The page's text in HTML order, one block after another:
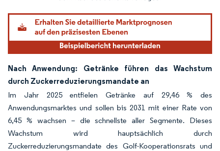
Nach Anwendung: Getränke führen das Wachstum
durch Zuckerreduzierungsmandate an
Im Jahr 2025 entfielen Getränke auf 29,46 % des
Anwendungsmarktes und sollen bis 2031 mit einer Rate von
6,45 % wachsen – die schnellste aller Segmente. Dieses
Wachstum wird hauptsächlich durch
Zuckerreduzierungsmandate des Golf-Kooperationsrats und